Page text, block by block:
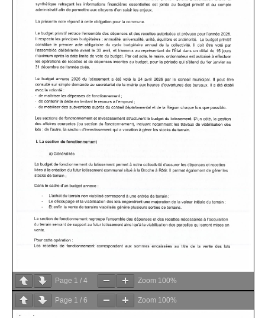
Page 1 / 4 Zoom 100%
Page 1 / 6 Zoom 100%